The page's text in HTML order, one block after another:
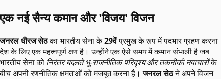
एक नई सैन्य कमान और 'विजय' विजन
जनरल धीरज सेठका भारतीय सेना के29वेंप्रमुख के रूप में पदभार ग्रहण करना
देश के लिए एक महत्वपूर्ण क्षण है। उन्होंने एक ऐसे समय में कमान संभाली है जब
भारतीय सेना को निरंतर बदलते भू-राजनीतिक परिदृश्य और तकनीकी नवाचारोंके
बीच अपनी रणनीतिक क्षमताओं को मजबूत करना है।जनरल सेठने अपने विजन